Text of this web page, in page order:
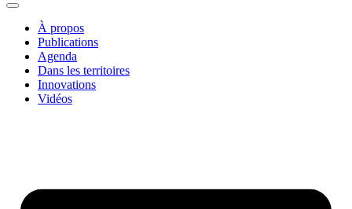
À propos
Publications
Agenda
Dans les territoires
Innovations
Vidéos